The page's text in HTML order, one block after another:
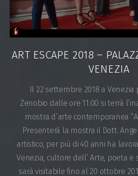
ART ESCAPE 2018 –
VENEZIA
Il 22 settembre 2018 a Venezia
Zenobio dalle ore 11:00 si terrà
mostra d’arte contemporanea
Presenterà la mostra il Dott.
artistico, per più di 40 anni ha
Venezia, cultore dell’ Arte, poeta e
sarà visitabile fino al 20 ottobre